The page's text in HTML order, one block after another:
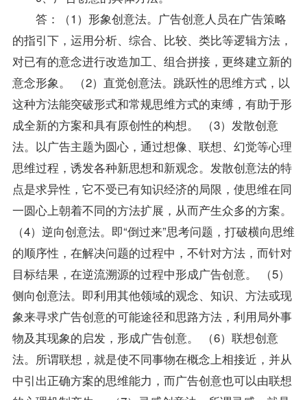
答：（1）形象创意法。广告创意人员在广告策略
的指引下，运用分析、综合、比较、类比等逻辑方法，
对已有的意念进行改造加工、组合拼接，更终建立新的
意念形象。 （2）直觉创意法。跳跃性的思维方式，以
这种方法能突破形式和常规思维方式的束缚，有助于形
成全新的方案和具有原创性的构想。 （3）发散创意
法。以广告主题为圆心，通过想像、联想、幻觉等心理
思维过程，诱发各种新思想和新观念。发散创意法的特
点是求异性，它不受已有知识经济的局限，使思维在同
一圆心上朝着不同的方法扩展，从而产生众多的方案。
（4）逆向创意法。即“倒过来”思考问题，打破横向思维
的顺序性，在解决问题的过程中，不针对方法，而针对
目标结果，在逆流溯源的过程中形成广告创意。 （5）
侧向创意法。即利用其他领域的观念、知识、方法或现
象来寻求广告创意的可能途径和思路方法，利用局外事
物及其现象的启发，形成广告创意。 （6）联想创意
法。所谓联想，就是使不同事物在概念上相接近，并从
中引出正确方案的思维能力，而广告创意也可以由联想